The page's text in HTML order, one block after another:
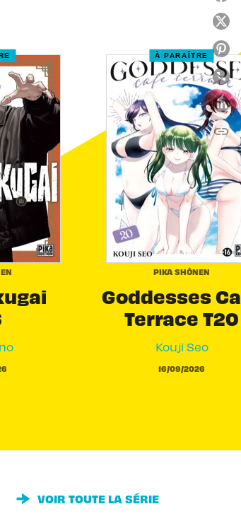
À PARAÎTRE
PIKA SHÔNEN
Goddesses
Terrace T20
Kouji Seo
16/09/2026
VOIR TOUTE LA SÉRIE
link